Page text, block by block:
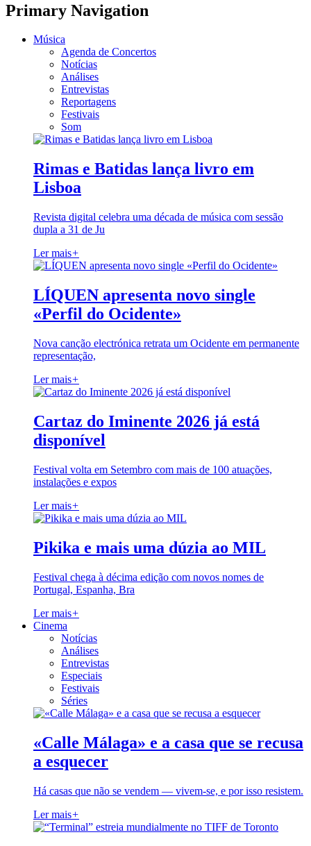
Primary Navigation
Música
Agenda de Concertos
Notícias
Análises
Entrevistas
Reportagens
Festivais
Som
Rimas e Batidas lança livro em
Lisboa
Revista digital celebra uma década de música com sessão
dupla a 31 de Ju
Ler mais+
LÍQUEN apresenta novo single
«Perfil do Ocidente»
Nova canção electrónica retrata um Ocidente em permanente
representação,
Ler mais+
Cartaz do Iminente 2026 já está
disponível
Festival volta em Setembro com mais de 100 atuações,
instalações e expos
Ler mais+
Pikika e mais uma dúzia ao MIL
Festival chega à décima edição com novos nomes de
Portugal, Espanha, Bra
Ler mais+
Cinema
Notícias
Análises
Entrevistas
Especiais
Festivais
Séries
«Calle Málaga» e a casa que se recusa
a esquecer
Há casas que não se vendem — vivem-se, e por isso resistem.
Ler mais+